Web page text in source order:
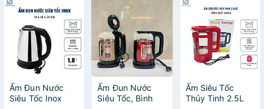
Ấm Đun Nước
Siêu Tốc Inox
Ấm Đun Nước
Siêu Tốc, Bình
Ấm Siêu Tốc
Thủy Tinh 2.5L